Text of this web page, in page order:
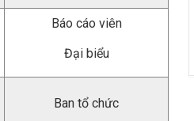
Báo cáo viên
Đại biểu
Ban tổ chức